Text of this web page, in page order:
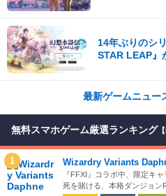
14年ぶりのシ
STAR LEAP』
最新ゲームニュー
無料スマホゲーム厳選ランキング
1 Wizardry Variants
『FFXI』コラボ中、限定キ
死を賭ける、本格ダンジョン